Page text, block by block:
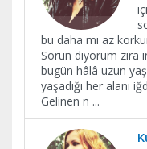
bu daha mı az
Sorun diyorum zira
bugün hâlâ uzun
yaşadığı her alanı
Gelinen n ...